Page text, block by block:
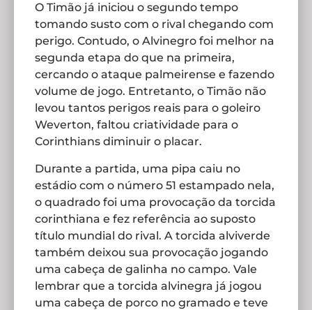
O Timão já iniciou o segundo tempo
tomando susto com o rival chegando com
perigo. Contudo, o Alvinegro foi melhor na
segunda etapa do que na primeira,
cercando o ataque palmeirense e fazendo
volume de jogo. Entretanto, o Timão não
levou tantos perigos reais para o goleiro
Weverton, faltou criatividade para o
Corinthians diminuir o placar.
Durante a partida, uma pipa caiu no
estádio com o número 51 estampado nela,
o quadrado foi uma provocação da torcida
corinthiana e fez referência ao suposto
título mundial do rival. A torcida alviverde
também deixou sua provocação jogando
uma cabeça de galinha no campo. Vale
lembrar que a torcida alvinegra já jogou
uma cabeça de porco no gramado e teve